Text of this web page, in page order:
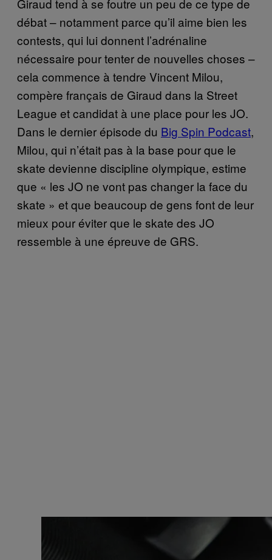
débat – notamment parce qu’il aime bien les
contests, qui lui donnent l’adrénaline
nécessaire pour tenter de nouvelles choses –
cela commence à tendre Vincent Milou,
compère français de Giraud dans la Street
League et candidat à une place pour les JO.
Dans le dernier épisode du Big Spin Podcast,
Milou, qui n’était pas à la base pour que le
skate devienne discipline olympique, estime
que « les JO ne vont pas changer la face du
skate » et que beaucoup de gens font de leur
mieux pour éviter que le skate des JO
ressemble à une épreuve de GRS.